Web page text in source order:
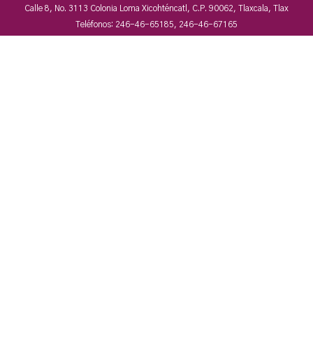
Calle 8, No. 3113 Colonia Loma Xicohténcatl, C.P. 90062, Tlaxcala, Tlax
Teléfonos: 246-46-65185, 246-46-67165